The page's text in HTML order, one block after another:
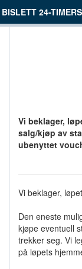
BISLETT 24-
Vi beklager,
salg/kjøp av
ubenyttet
Vi beklager,
Den eneste
kjøpe eventuell
trekker seg. Vi
på løpets